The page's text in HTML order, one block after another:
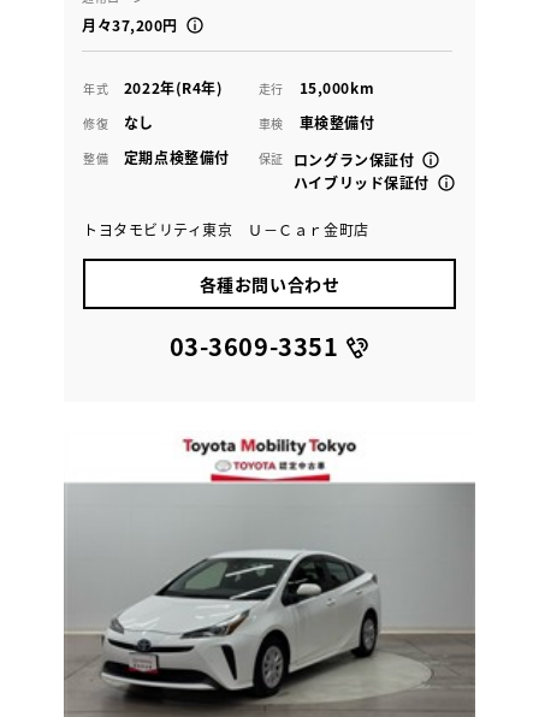
月々37,200円
年式 2022年(R4年) 走行 15,000km
修復 なし 車検 車検整備付
整備 定期点検整備付 保証
ロングラン保証付
ハイブリッド保証付
トヨタモビリティ東京 Ｕ－Ｃａｒ金町店
各種お問い合わせ
03-3609-3351